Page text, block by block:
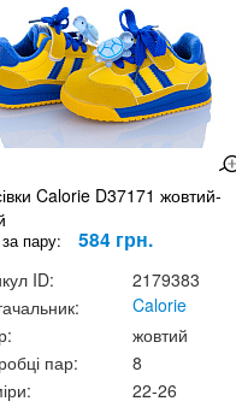
Calorie D37171 жовтий-
пару: 584 грн.
ID:
2179383
Calorie
жовтий
пар:
8
22-26